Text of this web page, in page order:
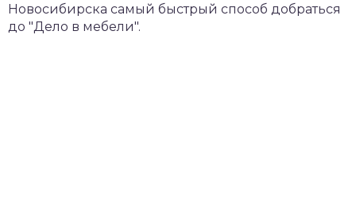
Новосибирска самый быстрый способ добраться
до "Дело в мебели".